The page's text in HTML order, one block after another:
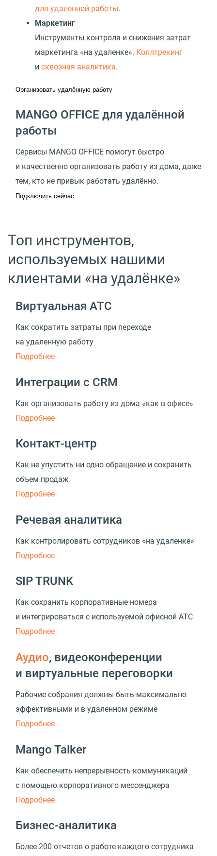
для удаленной работы.
Маркетинг
Инструменты контроля и снижения затрат
маркетинга «на удаленке». Коллтрекинг
и сквозная аналитика.
Организовать удалённую работу
MANGO OFFICE для удалённой
работы
Сервисы MANGO OFFICE помогут быстро
и качественно организовать работу из дома, даже
тем, кто не привык работать удалённо.
Подключить сейчас
Топ инструментов,
используемых нашими
клиентами «на удалёнке»
Виртуальная АТС
Как сократить затраты при переходе
на удаленную работу
Подробнее
Интеграции с CRM
Как организовать работу из дома «как в офисе»
Подробнее
Контакт-центр
Как не упустить ни одно обращение и сохранить
объем продаж
Подробнее
Речевая аналитика
Как контролировать сотрудников «на удаленке»
Подробнее
SIP TRUNK
Как сохранить корпоративные номера
и интегрироваться с используемой офисной АТС
Подробнее
Аудио, видео­конференции
и виртуальные переговорки
Рабочие собрания должны быть максимально
эффективными и в удаленном режиме
Подробнее
Mango Talker
Как обеспечить непрерывность коммуникаций
с помощью корпоративного мессенджера
Подробнее
Бизнес-аналитика
Более 200 отчетов о работе каждого сотрудника